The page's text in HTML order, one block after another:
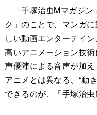
「手塚治虫Mマガジン
ク」のことで、マンガ
しい動画エンターテイ
高いアニメーション技
声優陣による音声が加
アニメとは異なる、“動
できるのが、「手塚治虫